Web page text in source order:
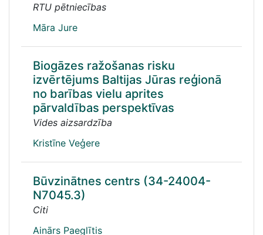
RTU pētniecības
Māra Jure
Biogāzes ražošanas risku
izvērtējums Baltijas Jūras reģionā
no barības vielu aprites
pārvaldības perspektīvas
Vides aizsardzība
Kristīne Veģere
Būvzinātnes centrs (34-24004-
N7045.3)
Citi
Ainārs Paeglītis